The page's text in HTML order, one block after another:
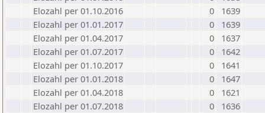
Elozahl per 01.10.2016
0
1639
Elozahl per 01.01.2017
0
1639
Elozahl per 01.04.2017
0
1637
Elozahl per 01.07.2017
0
1642
Elozahl per 01.10.2017
0
1641
Elozahl per 01.01.2018
0
1647
Elozahl per 01.04.2018
0
1621
Elozahl per 01.07.2018
0
1636